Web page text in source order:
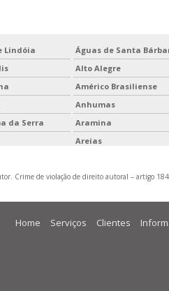
Lindóia Águas de Santa
Alto Alegre
Américo Brasiliense
Anhumas
da Serra Aramina
Areias
Bálsamo
Crime de violação de direito autoral – artigo
Home Serviços Clientes